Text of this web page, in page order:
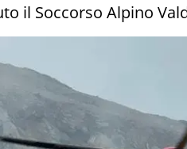
il Soccorso Alpino